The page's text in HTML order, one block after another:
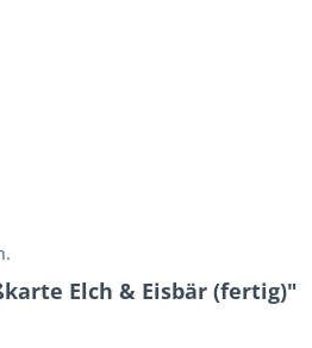
Elch & Eisbär (fertig)"